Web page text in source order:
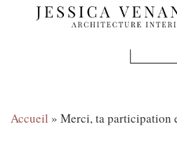
Accueil » Merci, ta participation